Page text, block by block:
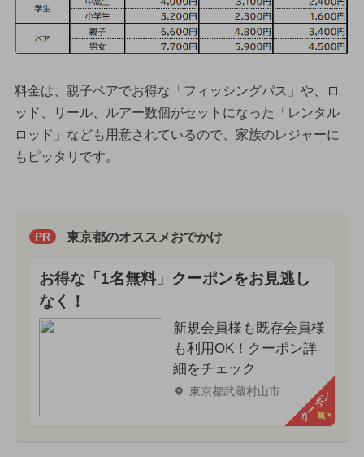
料金は、親子ペアでお得な「フィッシングパス」や、ロ
ッド、リール、ルアー数個がセットになった「レンタル
ロッド」なども用意されているので、家族のレジャーに
もピッタリです。
PR 東京都のオススメおでかけ
お得な「1名無料」クーポンをお見逃し
なく！
新規会員様も既存会員様
も利用OK！クーポン詳
細をチェック
東京都武蔵村山市 クーポン